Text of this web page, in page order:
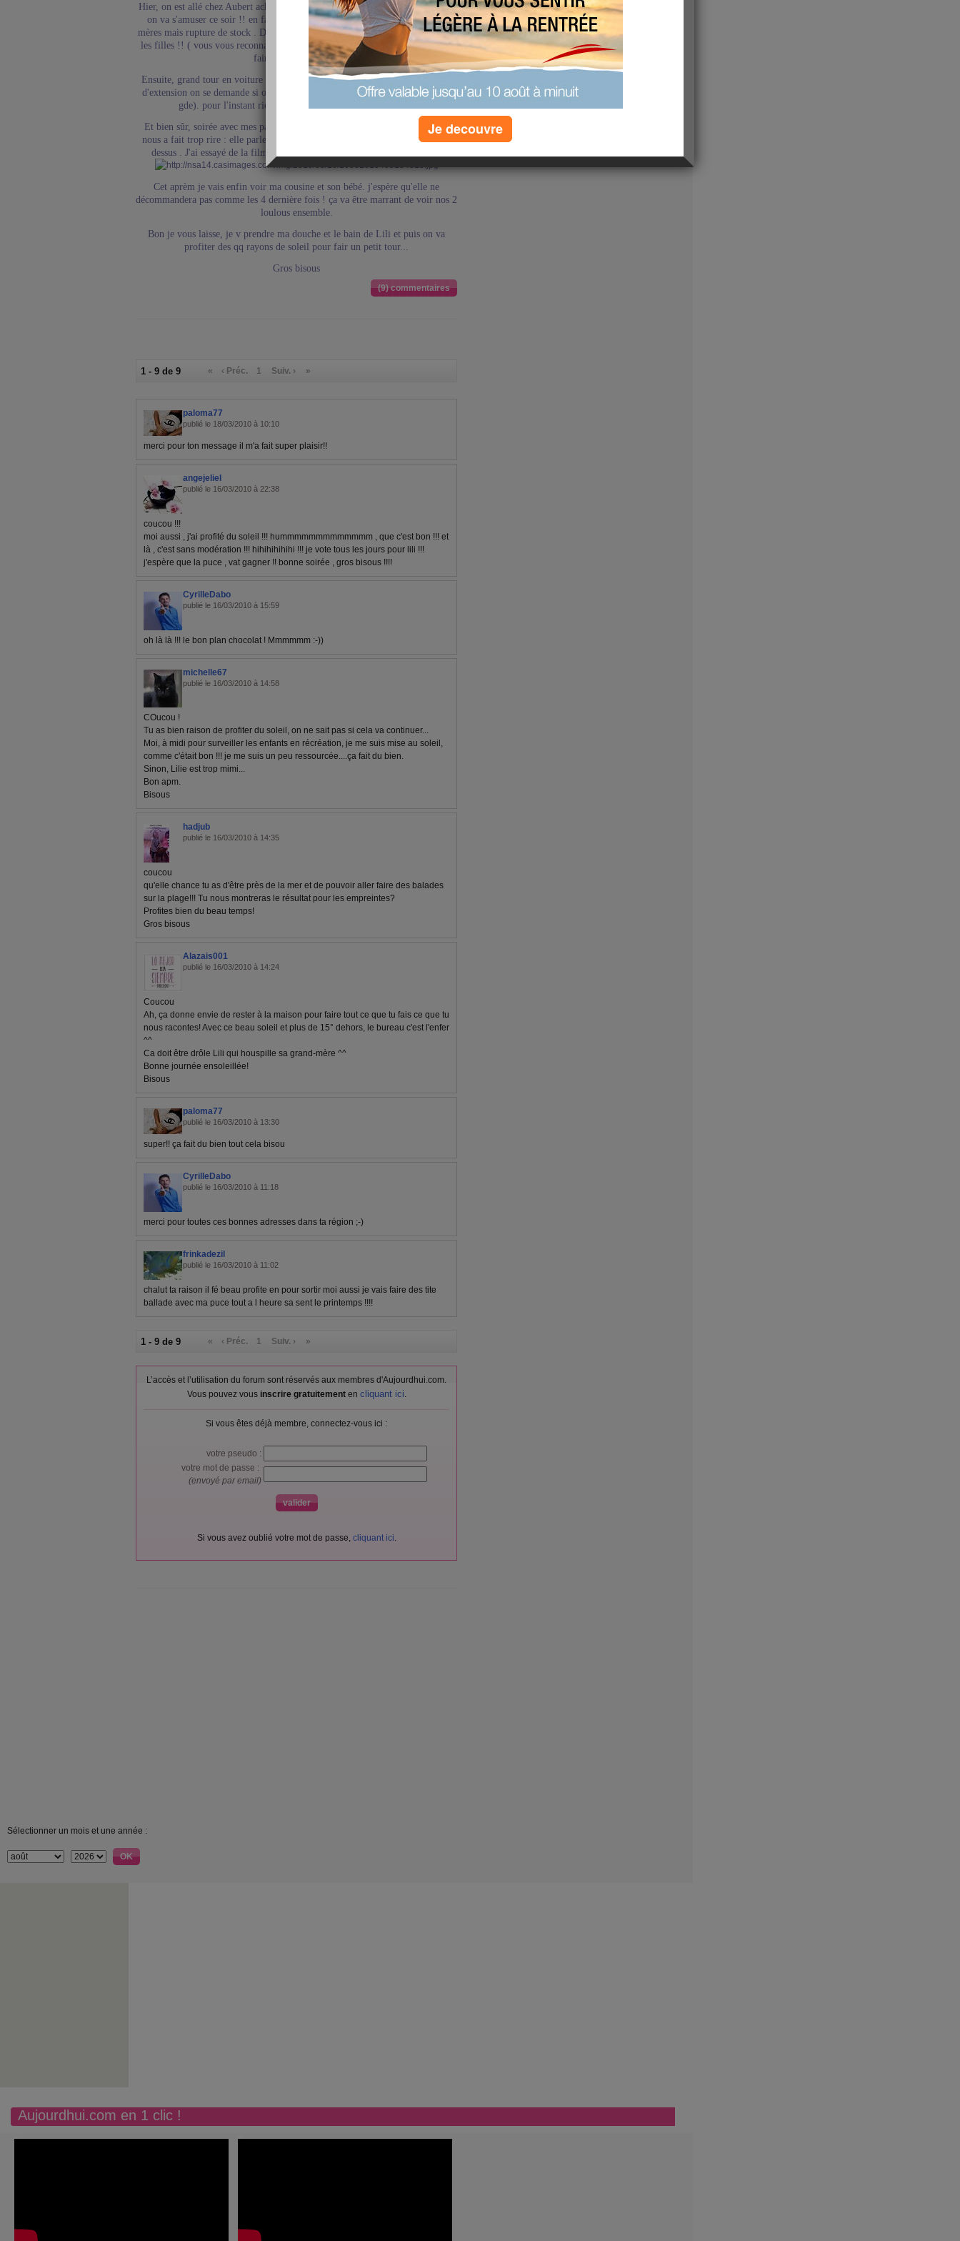
Hier, on est allé chez Aubert acheter 2 cadres avec empreinte, dc normalement
on va s'amuser ce soir !! en fait on devait déjà les faire pour la fête des gd
mères mais rupture de stock . Du coup je v en profiter pour faire aussi le votre
les filles !! ( vous vous reconnaitrer bien sûr !). J'espère que Lili va se laisser
faire... c pas gagner !
Ensuite, grand tour en voiture pour voir qq maisons à vendre ( avec notre pb
d'extension on se demande si on est pas mieux de vendre et d'en racheter 1 +
gde). pour l'instant rien trouvé mais on ne désespère pas !!
Et bien sûr, soirée avec mes parents pour leur dernier jour de vacances. Lili
nous a fait trop rire : elle parle à ma maman et on dirait même qu'elle lui cri
dessus . J'ai essayé de la filmer mais dès qu'elle me voit elle s'arrête net.
Cet aprèm je vais enfin voir ma cousine et son bébé. j'espère qu'elle ne
décommandera pas comme les 4 dernière fois ! ça va être marrant de voir nos 2
loulous ensemble.
Bon je vous laisse, je v prendre ma douche et le bain de Lili et puis on va
profiter des qq rayons de soleil pour fair un petit tour...
Gros bisous
(9) commentaires
1 - 9 de 9 « ‹ Préc. 1 Suiv. › »
paloma77
publié le 18/03/2010 à 10:10
merci pour ton message il m'a fait super plaisir!!
angejeliel
publié le 16/03/2010 à 22:38
coucou !!!
moi aussi , j'ai profité du soleil !!! hummmmmmmmmmmmm , que c'est bon !!! et
là , c'est sans modération !!! hihihihihihi !!! je vote tous les jours pour lili !!!
j'espère que la puce , vat gagner !! bonne soirée , gros bisous !!!!
CyrilleDabo
publié le 16/03/2010 à 15:59
oh là là !!! le bon plan chocolat ! Mmmmmm :-))
michelle67
publié le 16/03/2010 à 14:58
COucou !
Tu as bien raison de profiter du soleil, on ne sait pas si cela va continuer...
Moi, à midi pour surveiller les enfants en récréation, je me suis mise au soleil,
comme c'était bon !!! je me suis un peu ressourcée....ça fait du bien.
Sinon, Lilie est trop mimi...
Bon apm.
Bisous
hadjub
publié le 16/03/2010 à 14:35
coucou
qu'elle chance tu as d'être près de la mer et de pouvoir aller faire des balades
sur la plage!!! Tu nous montreras le résultat pour les empreintes?
Profites bien du beau temps!
Gros bisous
Alazais001
publié le 16/03/2010 à 14:24
Coucou
Ah, ça donne envie de rester à la maison pour faire tout ce que tu fais ce que tu
nous racontes! Avec ce beau soleil et plus de 15° dehors, le bureau c'est l'enfer
^^
Ca doit être drôle Lili qui houspille sa grand-mère ^^
Bonne journée ensoleillée!
Bisous
paloma77
publié le 16/03/2010 à 13:30
super!! ça fait du bien tout cela bisou
CyrilleDabo
publié le 16/03/2010 à 11:18
merci pour toutes ces bonnes adresses dans ta région ;-)
frinkadezil
publié le 16/03/2010 à 11:02
chalut ta raison il fé beau profite en pour sortir moi aussi je vais faire des tite
ballade avec ma puce tout a l heure sa sent le printemps !!!!
1 - 9 de 9 « ‹ Préc. 1 Suiv. › »
L’accès et l’utilisation du forum sont réservés aux membres d'Aujourdhui.com.
Vous pouvez vous inscrire gratuitementen cliquant ici.
Si vous êtes déjà membre, connectez-vous ici :
votre pseudo :
votre mot de passe :
(envoyé par email)
Si vous avez oublié votre mot de passe, cliquant ici.
Sélectionner un mois et une année :
Aujourdhui.com en 1 clic !
Je decouvre